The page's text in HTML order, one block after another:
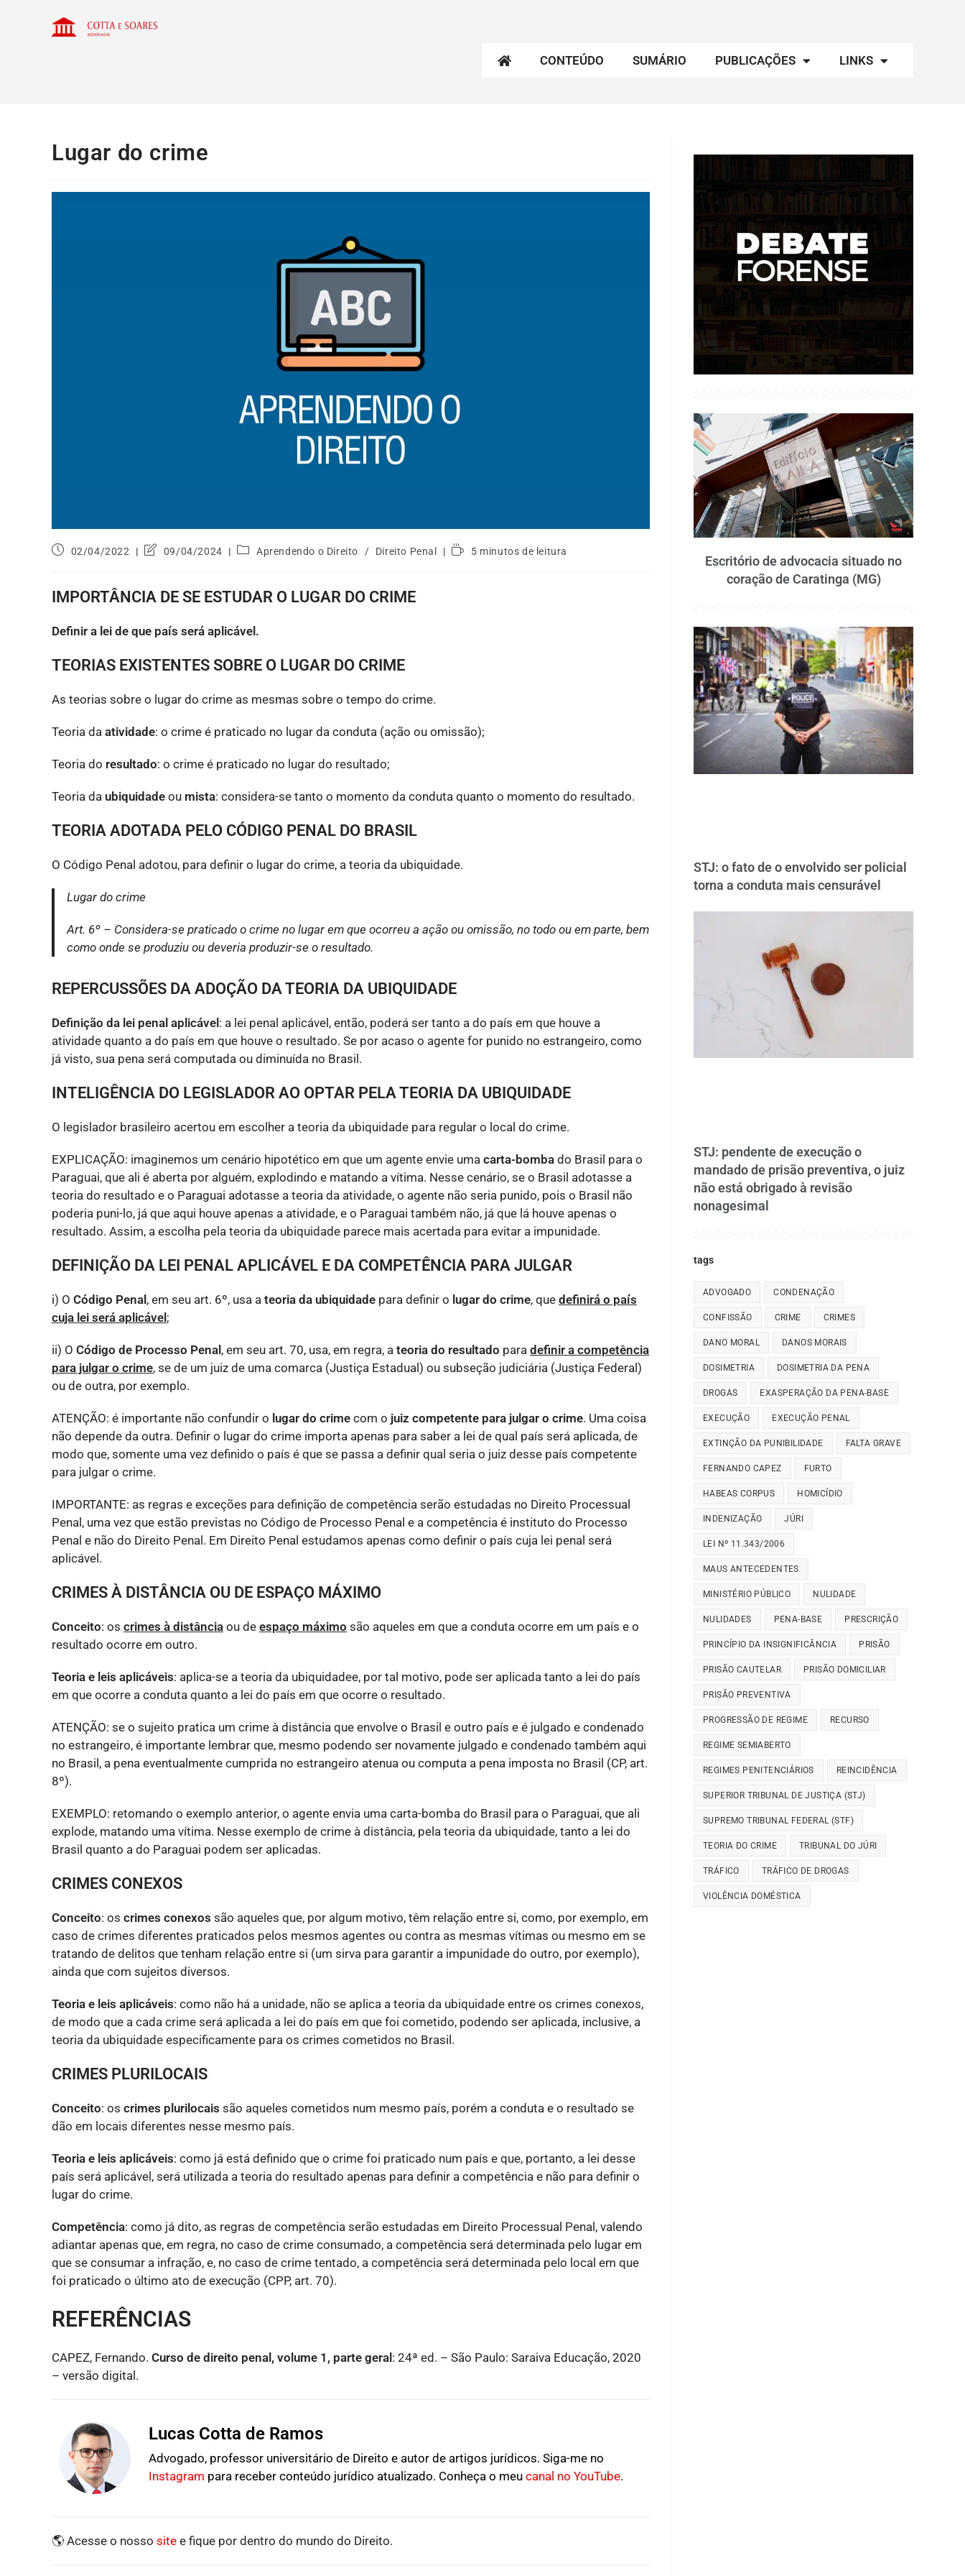
CONTEÚDO SUMÁRIO PUBLICAÇÕES LINKS
Lugar do crime
02/04/2022 09/04/2024 Aprendendo o Direito / Direito Penal 5 minutos de leitura
IMPORTÂNCIA DE SE ESTUDAR O LUGAR DO CRIME
Definir a lei de que país será aplicável.
TEORIAS EXISTENTES SOBRE O LUGAR DO CRIME
As teorias sobre o lugar do crime as mesmas sobre o tempo do crime.
Teoria da atividade: o crime é praticado no lugar da conduta (ação ou omissão);
Teoria do resultado: o crime é praticado no lugar do resultado;
Teoria da ubiquidade ou mista: considera-se tanto o momento da conduta quanto o momento do resultado.
TEORIA ADOTADA PELO CÓDIGO PENAL DO BRASIL
O Código Penal adotou, para definir o lugar do crime, a teoria da ubiquidade.
Lugar do crime
Art. 6º – Considera-se praticado o crime no lugar em que ocorreu a ação ou omissão, no todo ou em parte, bem
como onde se produziu ou deveria produzir-se o resultado.
REPERCUSSÕES DA ADOÇÃO DA TEORIA DA UBIQUIDADE
Definição da lei penal aplicável: a lei penal aplicável, então, poderá ser tanto a do país em que houve a
atividade quanto a do país em que houve o resultado. Se por acaso o agente for punido no estrangeiro, como
já visto, sua pena será computada ou diminuída no Brasil.
INTELIGÊNCIA DO LEGISLADOR AO OPTAR PELA TEORIA DA UBIQUIDADE
O legislador brasileiro acertou em escolher a teoria da ubiquidade para regular o local do crime.
EXPLICAÇÃO: imaginemos um cenário hipotético em que um agente envie uma carta-bomba do Brasil para o
Paraguai, que ali é aberta por alguém, explodindo e matando a vítima. Nesse cenário, se o Brasil adotasse a
teoria do resultado e o Paraguai adotasse a teoria da atividade, o agente não seria punido, pois o Brasil não
poderia puni-lo, já que aqui houve apenas a atividade, e o Paraguai também não, já que lá houve apenas o
resultado. Assim, a escolha pela teoria da ubiquidade parece mais acertada para evitar a impunidade.
DEFINIÇÃO DA LEI PENAL APLICÁVEL E DA COMPETÊNCIA PARA JULGAR
i) O Código Penal, em seu art. 6º, usa a teoria da ubiquidade para definir o lugar do crime, que definirá o país
cuja lei será aplicável;
ii) O Código de Processo Penal, em seu art. 70, usa, em regra, a teoria do resultado para definir a competência
para julgar o crime, se de um juiz de uma comarca (Justiça Estadual) ou subseção judiciária (Justiça Federal)
ou de outra, por exemplo.
ATENÇÃO: é importante não confundir o lugar do crime com o juiz competente para julgar o crime. Uma coisa
não depende da outra. Definir o lugar do crime importa apenas para saber a lei de qual país será aplicada, de
modo que, somente uma vez definido o país é que se passa a definir qual seria o juiz desse país competente
para julgar o crime.
IMPORTANTE: as regras e exceções para definição de competência serão estudadas no Direito Processual
Penal, uma vez que estão previstas no Código de Processo Penal e a competência é instituto do Processo
Penal e não do Direito Penal. Em Direito Penal estudamos apenas como definir o país cuja lei penal será
aplicável.
CRIMES À DISTÂNCIA OU DE ESPAÇO MÁXIMO
Conceito: os crimes à distância ou de espaço máximo são aqueles em que a conduta ocorre em um país e o
resultado ocorre em outro.
Teoria e leis aplicáveis: aplica-se a teoria da ubiquidadee, por tal motivo, pode ser aplicada tanto a lei do país
em que ocorre a conduta quanto a lei do país em que ocorre o resultado.
ATENÇÃO: se o sujeito pratica um crime à distância que envolve o Brasil e outro país e é julgado e condenado
no estrangeiro, é importante lembrar que, mesmo podendo ser novamente julgado e condenado também aqui
no Brasil, a pena eventualmente cumprida no estrangeiro atenua ou computa a pena imposta no Brasil (CP, art.
8º).
EXEMPLO: retomando o exemplo anterior, o agente envia uma carta-bomba do Brasil para o Paraguai, que ali
explode, matando uma vítima. Nesse exemplo de crime à distância, pela teoria da ubiquidade, tanto a lei do
Brasil quanto a do Paraguai podem ser aplicadas.
CRIMES CONEXOS
Conceito: os crimes conexos são aqueles que, por algum motivo, têm relação entre si, como, por exemplo, em
caso de crimes diferentes praticados pelos mesmos agentes ou contra as mesmas vítimas ou mesmo em se
tratando de delitos que tenham relação entre si (um sirva para garantir a impunidade do outro, por exemplo),
ainda que com sujeitos diversos.
Teoria e leis aplicáveis: como não há a unidade, não se aplica a teoria da ubiquidade entre os crimes conexos,
de modo que a cada crime será aplicada a lei do país em que foi cometido, podendo ser aplicada, inclusive, a
teoria da ubiquidade especificamente para os crimes cometidos no Brasil.
CRIMES PLURILOCAIS
Conceito: os crimes plurilocais são aqueles cometidos num mesmo país, porém a conduta e o resultado se
dão em locais diferentes nesse mesmo país.
Teoria e leis aplicáveis: como já está definido que o crime foi praticado num país e que, portanto, a lei desse
país será aplicável, será utilizada a teoria do resultado apenas para definir a competência e não para definir o
lugar do crime.
Competência: como já dito, as regras de competência serão estudadas em Direito Processual Penal, valendo
adiantar apenas que, em regra, no caso de crime consumado, a competência será determinada pelo lugar em
que se consumar a infração, e, no caso de crime tentado, a competência será determinada pelo local em que
foi praticado o último ato de execução (CPP, art. 70).
REFERÊNCIAS
CAPEZ, Fernando. Curso de direito penal, volume 1, parte geral: 24ª ed. – São Paulo: Saraiva Educação, 2020
– versão digital.
Lucas Cotta de Ramos
Advogado, professor universitário de Direito e autor de artigos jurídicos. Siga-me no
Instagram para receber conteúdo jurídico atualizado. Conheça o meu canal no YouTube.
🌎 Acesse o nosso site e fique por dentro do mundo do Direito.
Escritório de advocacia situado no
coração de Caratinga (MG)
STJ: o fato de o envolvido ser policial
torna a conduta mais censurável
STJ: pendente de execução o
mandado de prisão preventiva, o juiz
não está obrigado à revisão
nonagesimal
tags
ADVOGADO CONDENAÇÃO
CONFISSÃO CRIME CRIMES
DANO MORAL DANOS MORAIS
DOSIMETRIA DOSIMETRIA DA PENA
DROGAS EXASPERAÇÃO DA PENA-BASE
EXECUÇÃO EXECUÇÃO PENAL
EXTINÇÃO DA PUNIBILIDADE FALTA GRAVE
FERNANDO CAPEZ FURTO
HABEAS CORPUS HOMICÍDIO
INDENIZAÇÃO JÚRI
LEI Nº 11.343/2006
MAUS ANTECEDENTES
MINISTÉRIO PÚBLICO NULIDADE
NULIDADES PENA-BASE PRESCRIÇÃO
PRINCÍPIO DA INSIGNIFICÂNCIA PRISÃO
PRISÃO CAUTELAR PRISÃO DOMICILIAR
PRISÃO PREVENTIVA
PROGRESSÃO DE REGIME RECURSO
REGIME SEMIABERTO
REGIMES PENITENCIÁRIOS REINCIDÊNCIA
SUPERIOR TRIBUNAL DE JUSTIÇA (STJ)
SUPREMO TRIBUNAL FEDERAL (STF)
TEORIA DO CRIME TRIBUNAL DO JÚRI
TRÁFICO TRÁFICO DE DROGAS
VIOLÊNCIA DOMÉSTICA